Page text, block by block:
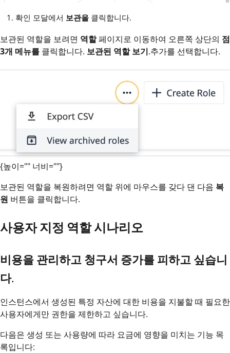
확인 모달에서 보관을 클릭합니다.
보관된 역할을 보려면 역할페이지로 이동하여 오른쪽 상단의 점
3개 메뉴를 클릭합니다. 보관된 역할 보기.추가를 선택합니다.
{높이="" 너비=""}
보관된 역할을 복원하려면 역할 위에 마우스를 갖다 댄 다음 복
원 버튼을 클릭합니다.
사용자 지정 역할 시나리오
비용을 관리하고 청구서 증가를 피하고 싶습니
다.
인스턴스에서 생성된 특정 자산에 대한 비용을 지불할 때 필요한
사용자에게만 권한을 제한하고 싶습니다.
다음은 생성 또는 사용량에 따라 요금에 영향을 미치는 기능 목
록입니다: